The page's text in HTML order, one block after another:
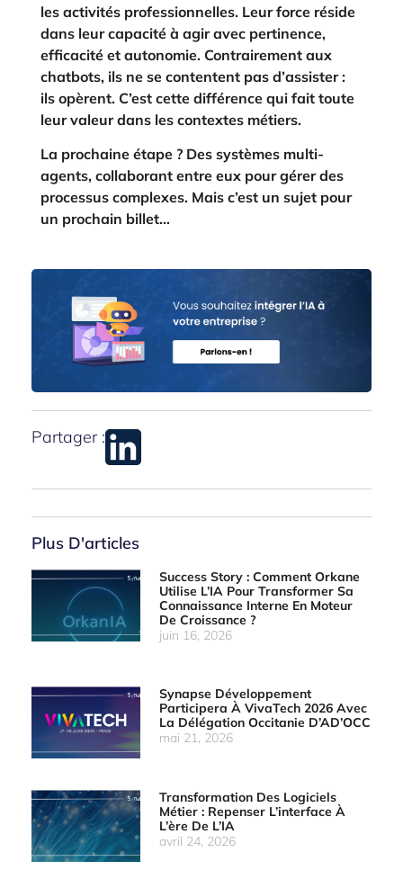
les activités professionnelles. Leur force réside
dans leur capacité à agir avec pertinence,
efficacité et autonomie. Contrairement aux
chatbots, ils ne se contentent pas d’assister :
ils opèrent. C’est cette différence qui fait toute
leur valeur dans les contextes métiers.
La prochaine étape ? Des systèmes multi-
agents, collaborant entre eux pour gérer des
processus complexes. Mais c’est un sujet pour
un prochain billet…
Partager :
Plus D'articles
Success Story : Comment Orkane
Utilise L’IA Pour Transformer Sa
Connaissance Interne En Moteur
De Croissance ?
juin 16, 2026
Synapse Développement
Participera À VivaTech 2026 Avec
La Délégation Occitanie D’AD’OCC
mai 21, 2026
Transformation Des Logiciels
Métier : Repenser L’interface À
L’ère De L’IA
avril 24, 2026